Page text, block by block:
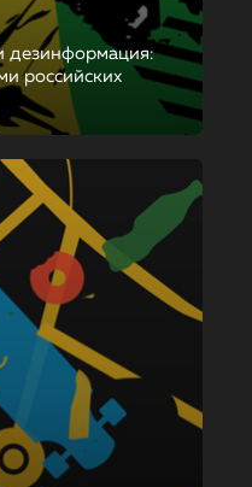
дезинформация:
российских